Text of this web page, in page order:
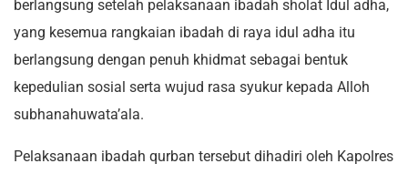
berlangsung setelah pelaksanaan ibadah sholat Idul adha,
yang kesemua rangkaian ibadah di raya idul adha itu
berlangsung dengan penuh khidmat sebagai bentuk
kepedulian sosial serta wujud rasa syukur kepada Alloh
subhanahuwata’ala.
Pelaksanaan ibadah qurban tersebut dihadiri oleh Kapolres